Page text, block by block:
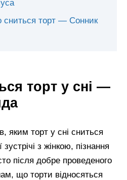
сниться торт — Сонник
торт у сні —
яким торт у сні сниться
з жінкою, пізнання
після добре проведеного
що торти відносяться